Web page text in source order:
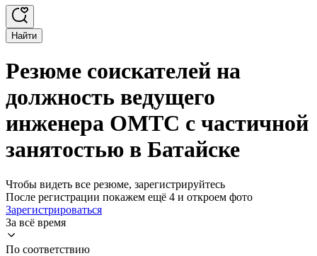
Найти
Резюме соискателей на
должность ведущего
инженера ОМТС с частичной
занятостью в Батайске
Чтобы видеть все резюме, зарегистрируйтесь
После регистрации покажем ещё 4 и откроем фото
Зарегистрироваться
За всё время
По соответствию